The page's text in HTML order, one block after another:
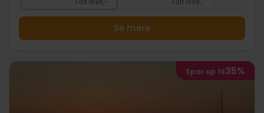
I alt 1698,- I alt 1698,-
Se mere
Spar op til35%